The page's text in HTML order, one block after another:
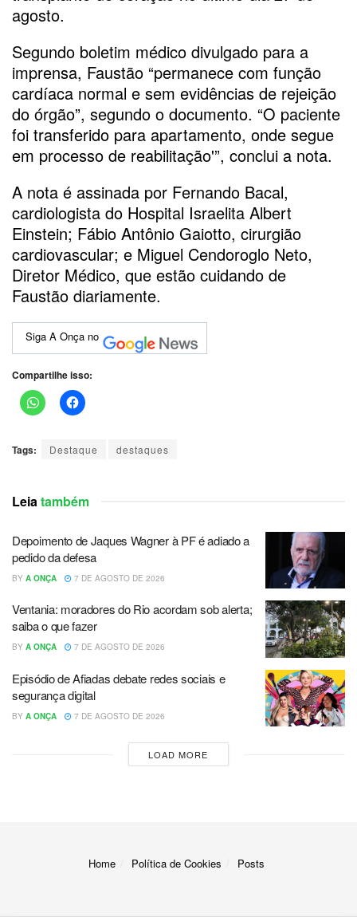
agosto.
Segundo boletim médico divulgado para a
imprensa, Faustão “permanece com função
cardíaca normal e sem evidências de rejeição
do órgão”, segundo o documento. “O paciente
foi transferido para apartamento, onde segue
em processo de reabilitação'”, conclui a nota.
A nota é assinada por Fernando Bacal,
cardiologista do Hospital Israelita Albert
Einstein; Fábio Antônio Gaiotto, cirurgião
cardiovascular; e Miguel Cendoroglo Neto,
Diretor Médico, que estão cuidando de
Faustão diariamente.
Siga A Onça no
Compartilhe isso:
Tags: Destaque destaques
Leia também
Depoimento de Jaques Wagner à PF é adiado a
pedido da defesa
BY A ONÇA 7 DE AGOSTO DE 2026
Ventania: moradores do Rio acordam sob alerta;
saiba o que fazer
BY A ONÇA 7 DE AGOSTO DE 2026
Episódio de Afiadas debate redes sociais e
segurança digital
BY A ONÇA 7 DE AGOSTO DE 2026
LOAD MORE
Home Política de Cookies Posts